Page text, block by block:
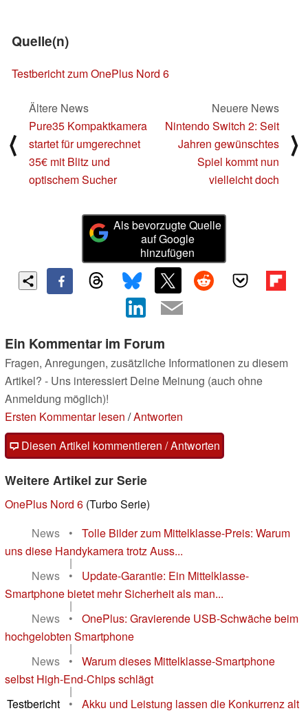
Quelle(n)
Testbericht zum OnePlus Nord 6
⟨
Ältere News
Pure35 Kompaktkamera
startet für umgerechnet
35€ mit Blitz und
optischem Sucher
Neuere News
Nintendo Switch 2: Seit
Jahren gewünschtes
Spiel kommt nun
vielleicht doch
⟩
Als bevorzugte Quelle
auf Google
hinzufügen
Ein Kommentar im Forum
Fragen, Anregungen, zusätzliche Informationen zu diesem
Artikel? - Uns interessiert Deine Meinung (auch ohne
Anmeldung möglich)!
Ersten Kommentar lesen /Antworten
Diesen Artikel kommentieren / Antworten
Weitere Artikel zur Serie
OnePlus Nord 6 (Turbo Serie)
News
•
Tolle Bilder zum Mittelklasse-Preis: Warum
uns diese Handykamera trotz Auss...
|
News
•
Update-Garantie: Ein Mittelklasse-
Smartphone bietet mehr Sicherheit als man...
|
News
•
OnePlus: Gravierende USB-Schwäche beim
hochgelobten Smartphone
|
News
•
Warum dieses Mittelklasse-Smartphone
selbst High-End-Chips schlägt
|
Testbericht
•
Akku und Leistung lassen die Konkurrenz alt